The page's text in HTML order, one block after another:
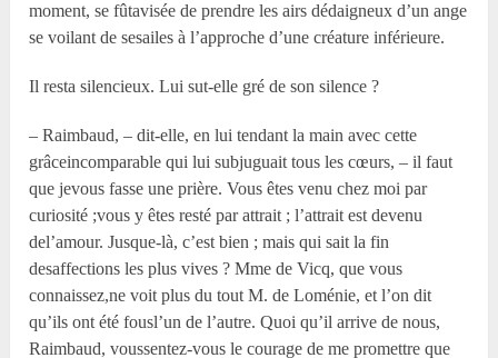
moment, se fûtavisée de prendre les airs dédaigneux d’un ange
se voilant de sesailes à l’approche d’une créature inférieure.
Il resta silencieux. Lui sut-elle gré de son silence ?
– Raimbaud, – dit-elle, en lui tendant la main avec cette
grâceincomparable qui lui subjuguait tous les cœurs, – il faut
que jevous fasse une prière. Vous êtes venu chez moi par
curiosité ;vous y êtes resté par attrait ; l’attrait est devenu
del’amour. Jusque-là, c’est bien ; mais qui sait la fin
desaffections les plus vives ? Mme de Vicq, que vous
connaissez,ne voit plus du tout M. de Loménie, et l’on dit
qu’ils ont été fousl’un de l’autre. Quoi qu’il arrive de nous,
Raimbaud, voussentez-vous le courage de me promettre que